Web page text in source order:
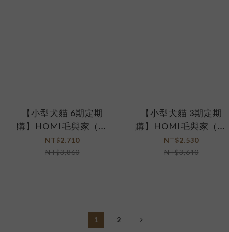
【小型犬貓 6期定期
購】HOMI毛與家（關
節照護升級組）日日好
魚油2盒+好關膝30入x2
NT$2,710
NT$3,860
【小型犬貓 3期定期
購】HOMI毛與家（腸
胃保健升級組）日日好
魚油2盒+腸胃淨30入x2
NT$2,530
NT$3,640
1 2